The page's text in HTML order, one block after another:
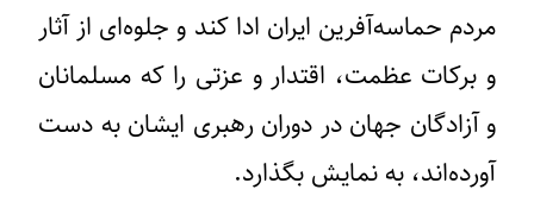
مردم حماسه‌آفرین ایران ادا کند و جلوه‌ای از آثار
و برکات عظمت، اقتدار و عزتی را که مسلمانان
و آزادگان جهان در دوران رهبری ایشان به دست
آورده‌اند، به نمایش بگذارد.